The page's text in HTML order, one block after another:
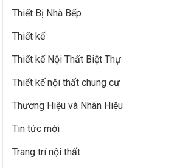
Thiết Bị Nhà Bếp
Thiết kế
Thiết kế Nội Thất Biệt Thự
Thiết kế nội thất chung cư
Thương Hiệu và Nhãn Hiệu
Tin tức mới
Trang trí nội thất